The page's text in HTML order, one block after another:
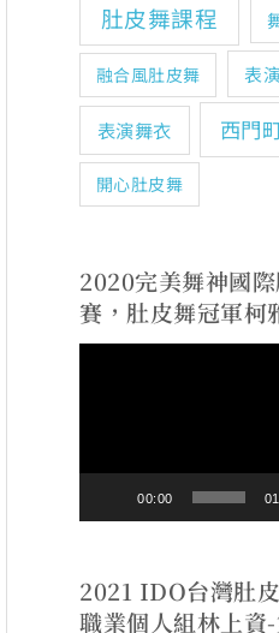
肚皮舞課程
融合風肚皮舞 表
表演舞衣 西門
開心肚皮舞
2020完美舞神國
賽，肚皮舞冠軍柯
放
器
00:00
2021 IDO台灣肚
職業個人組林上資